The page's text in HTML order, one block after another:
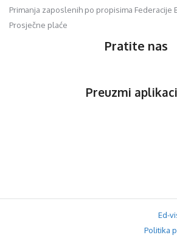
Primanja zaposlenih po propisima Federacije
Prosječne plaće
Pratite nas
Preuzmi
Ed-
Politika